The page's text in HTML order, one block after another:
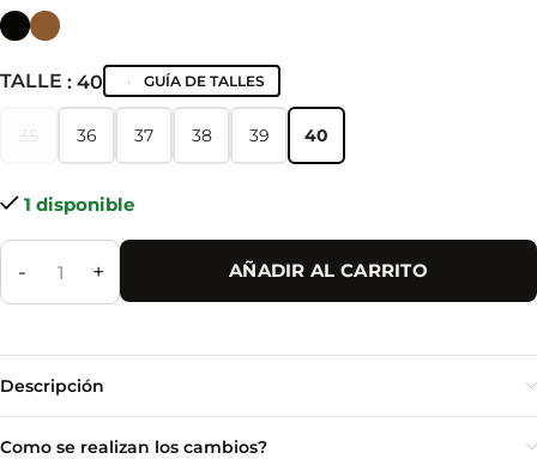
TALLE : 40 GUÍA DE TALLES
36
36 37
37 38
38 39
39 40
40
1 disponible
- + AÑADIR AL CARRITO
Descripción
Como se realizan los cambios?